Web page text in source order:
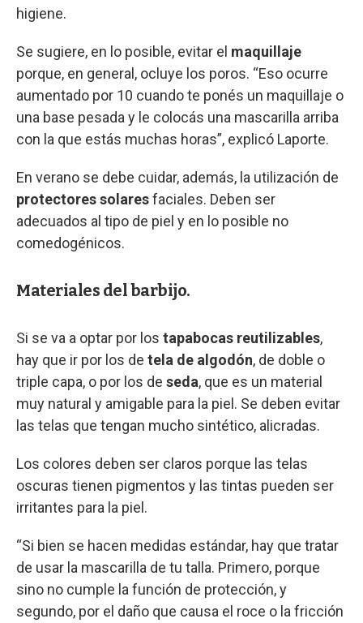
higiene.
Se sugiere, en lo posible, evitar el maquillaje
porque, en general, ocluye los poros. “Eso ocurre
aumentado por 10 cuando te ponés un maquillaje o
una base pesada y le colocás una mascarilla arriba
con la que estás muchas horas”, explicó Laporte.
En verano se debe cuidar, además, la utilización de
protectores solaresfaciales. Deben ser
adecuados al tipo de piel y en lo posible no
comedogénicos.
Materiales del barbijo.
Si se va a optar por los tapabocas reutilizables,
hay que ir por los de tela de algodón, de doble o
triple capa, o por los de seda, que es un material
muy natural y amigable para la piel. Se deben evitar
las telas que tengan mucho sintético, alicradas.
Los colores deben ser claros porque las telas
oscuras tienen pigmentos y las tintas pueden ser
irritantes para la piel.
“Si bien se hacen medidas estándar, hay que tratar
de usar la mascarilla de tu talla. Primero, porque
sino no cumple la función de protección, y
segundo, por el daño que causa el roce o la fricción